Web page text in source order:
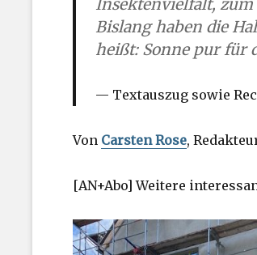
Insektenvielfalt,
Bislang haben die
heißt: Sonne pur für
Textauszug sowie
Von Carsten Rose,
[AN+Abo] Weitere